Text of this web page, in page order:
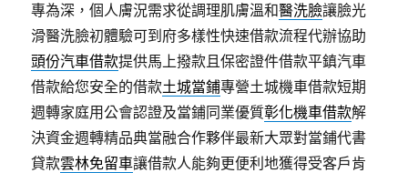
專為深，個人膚況需求從調理肌膚溫和醫洗臉讓臉光
滑醫洗臉初體驗可到府多樣性快速借款流程代辦協助
頭份汽車借款提供馬上撥款且保密證件借款平鎮汽車
借款給您安全的借款土城當鋪專營土城機車借款短期
週轉家庭用公會認證及當鋪同業優質彰化機車借款解
決資金週轉精品典當融合作夥伴最新大眾對當鋪代書
貸款雲林免留車讓借款人能夠更便利地獲得受客戶肯